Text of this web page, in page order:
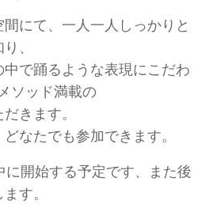
にて、一人一人しっかりと
、
で踊るような表現にこだわ
ソッド満載の
きます。
なたでも参加できます。
開始する予定です、また後
す。